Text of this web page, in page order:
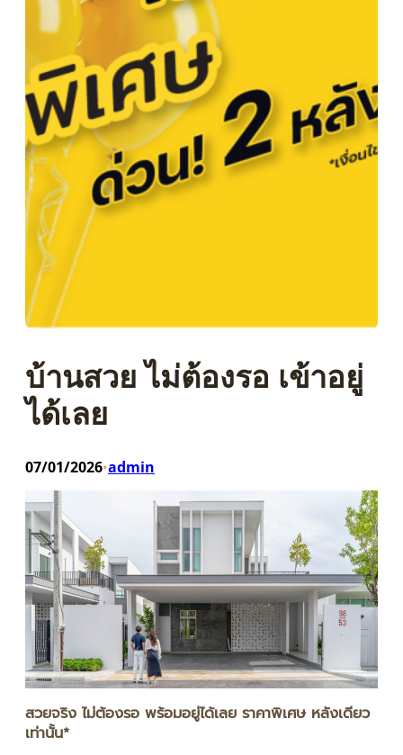
บ้านสวย ไม่ต้องรอ เข้าอยู่
ได้เลย
07/01/2026•admin
สวยจริง ไม่ต้องรอ พร้อมอยู่ได้เลย ราคาพิเศษ หลังเดียว
เท่านั้น*